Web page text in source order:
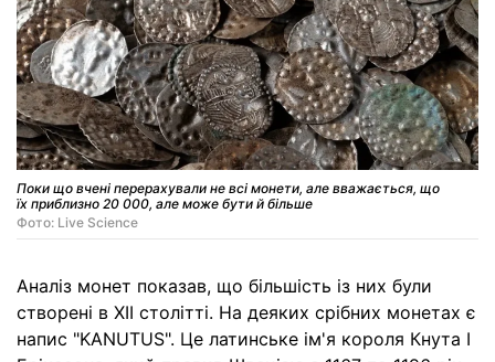
Поки що вчені перерахували не всі монети, але вважається, що
їх приблизно 20 000, але може бути й більше
Фото: Live Science
Аналіз монет показав, що більшість із них були
створені в ХII столітті. На деяких срібних монетах є
напис "KANUTUS". Це латинське ім'я короля Кнута I